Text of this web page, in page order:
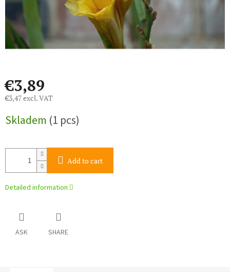
€3,89
€3,47 excl. VAT
price:
Skladem (1 pcs)
Add to cart
Detailed information
ASK SHARE